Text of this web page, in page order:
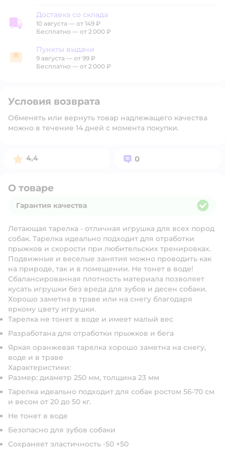
Доставка со склада
Доставка со склада
10 августа — от 149 ₽
Бесплатно — от 2 000 ₽
Пункты выдачи
Пункты выдачи
9 августа — от 99 ₽
Бесплатно — от 2 000 ₽
Условия возврата
Обменять или вернуть товар надлежащего качества
можно в течение 14 дней с момента покупки.
Рейтинг:
4,4 Вопросов:
0
О товаре
Гарантия качества
Летающая тарелка - отличная игрушка для всех пород
собак. Тарелка идеально подходит для отработки
прыжков и скорости при любительских тренировках.
Подвижные и веселые занятия можно проводить как
на природе, так и в помещении. Не тонет в воде!
Сбалансированная плотность материала позволяет
кусать игрушки без вреда для зубов и десен собаки.
Хорошо заметна в траве или на снегу благодаря
яркому цвету игрушки.
Тарелка не тонет в воде и имеет малый вес
Разработана для отработки прыжков и бега
Яркая оранжевая тарелка хорошо заметна на снегу,
воде и в траве
Характеристики:
Размер: диаметр 250 мм, толщина 23 мм
Тарелка идеально подходит для собак ростом 56-70 см
и весом от 20 до 50 кг.
Не тонет в воде
Безопасно для зубов собаки
Сохраняет эластичность -50 +50